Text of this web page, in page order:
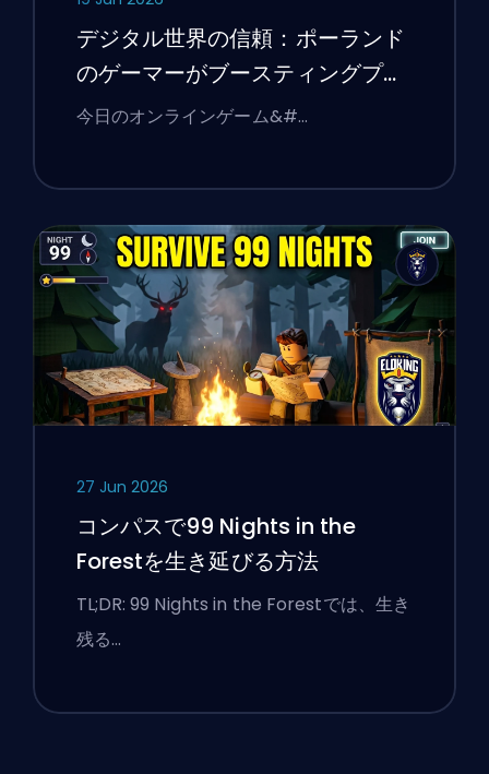
デジタル世界の信頼：ポーランド
のゲーマーがブースティングプラ
ットフォームの選択を通じてオン
今日のオンラインゲーム&#…
27 Jun 2026
コンパスで99 Nights in the
Forestを生き延びる方法
TL;DR: 99 Nights in the Forestでは、生き
残る …